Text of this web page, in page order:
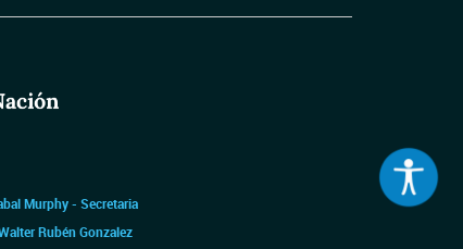
Murphy - Secretaria
Rubén Gonzalez